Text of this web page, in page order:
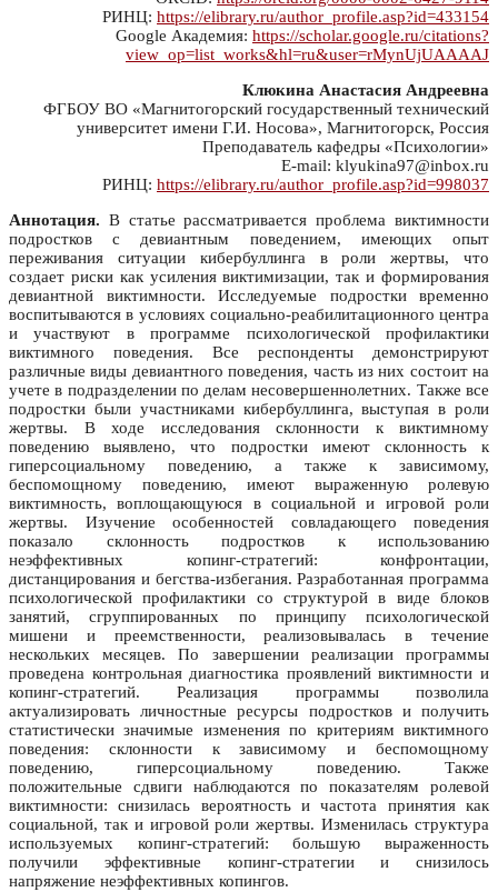
РИНЦ: https://elibrary.ru/author_profile.asp?id=433154
Google Академия: https://scholar.google.ru/citations?
view_op=list_works&hl=ru&user=rMynUjUAAAAJ
Клюкина Анастасия Андреевна
ФГБОУ ВО «Магнитогорский государственный технический
университет имени Г.И. Носова», Магнитогорск, Россия
Преподаватель кафедры «Психологии»
E-mail: klyukina97@inbox.ru
РИНЦ: https://elibrary.ru/author_profile.asp?id=998037
Аннотация. В статье рассматривается проблема виктимности
подростков с девиантным поведением, имеющих опыт
переживания ситуации кибербуллинга в роли жертвы, что
создает риски как усиления виктимизации, так и формирования
девиантной виктимности. Исследуемые подростки временно
воспитываются в условиях социально-реабилитационного центра
и участвуют в программе психологической профилактики
виктимного поведения. Все респонденты демонстрируют
различные виды девиантного поведения, часть из них состоит на
учете в подразделении по делам несовершеннолетних. Также все
подростки были участниками кибербуллинга, выступая в роли
жертвы. В ходе исследования склонности к виктимному
поведению выявлено, что подростки имеют склонность к
гиперсоциальному поведению, а также к зависимому,
беспомощному поведению, имеют выраженную ролевую
виктимность, воплощающуюся в социальной и игровой роли
жертвы. Изучение особенностей совладающего поведения
показало склонность подростков к использованию
неэффективных копинг-стратегий: конфронтации,
дистанцирования и бегства-избегания. Разработанная программа
психологической профилактики со структурой в виде блоков
занятий, сгруппированных по принципу психологической
мишени и преемственности, реализовывалась в течение
нескольких месяцев. По завершении реализации программы
проведена контрольная диагностика проявлений виктимности и
копинг-стратегий. Реализация программы позволила
актуализировать личностные ресурсы подростков и получить
статистически значимые изменения по критериям виктимного
поведения: склонности к зависимому и беспомощному
поведению, гиперсоциальному поведению. Также
положительные сдвиги наблюдаются по показателям ролевой
виктимности: снизилась вероятность и частота принятия как
социальной, так и игровой роли жертвы. Изменилась структура
используемых копинг-стратегий: большую выраженность
получили эффективные копинг-стратегии и снизилось
напряжение неэффективных копингов.